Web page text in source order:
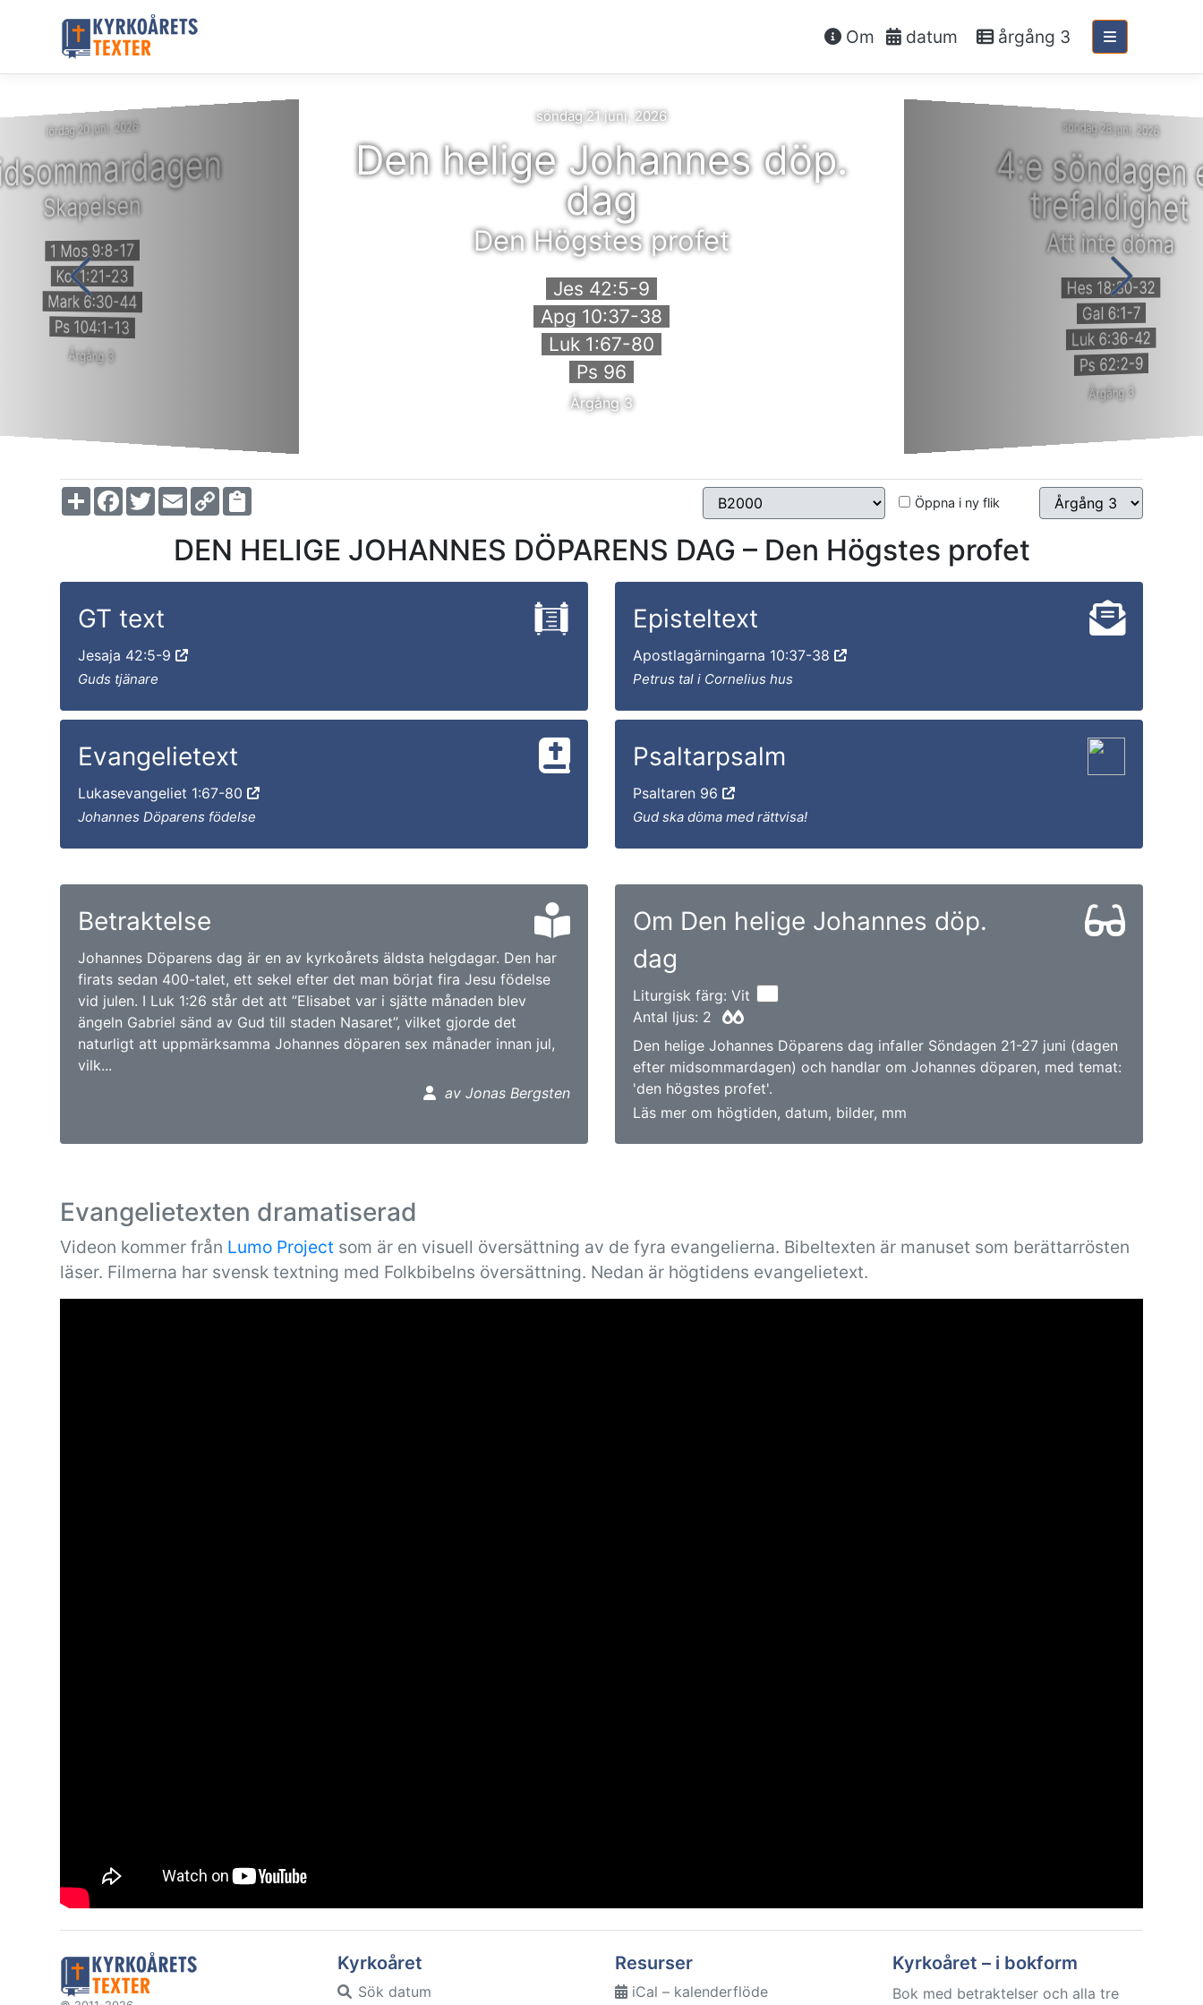
Om datum årgång 3
lördag 20 juni, 2026
Skapelsen
1 Mos 9:8-17
Kol 1:21-23
Mark 6:30-44
Ps 104:1-13
Årgång 3
söndag 21 juni, 2026
Den helige Johannes döp.
dag
Den Högstes profet
Jes 42:5-9
Apg 10:37-38
Luk 1:67-80
Ps 96
Årgång 3
söndag 28 juni, 2026
4:e söndagen
trefaldighet
Att inte döma
Hes 18:30-32
Gal 6:1-7
Luk 6:36-42
Ps 62:2-9
Årgång 3
ShareFacebook
TwitterEmailCopy
Link Öppna i ny flik
DEN HELIGE JOHANNES DÖPARENS DAG – Den Högstes profet
GT text
Jesaja 42:5-9
Guds tjänare
Episteltext
Apostlagärningarna 10:37-38
Petrus tal i Cornelius hus
Evangelietext
Lukasevangeliet 1:67-80
Johannes Döparens födelse
Psaltarpsalm
Psaltaren 96
Gud ska döma med rättvisa!
Betraktelse
Johannes Döparens dag är en av kyrkoårets äldsta helgdagar. Den har
firats sedan 400-talet, ett sekel efter det man börjat fira Jesu födelse
vid julen. I Luk 1:26 står det att ”Elisabet var i sjätte månaden blev
ängeln Gabriel sänd av Gud till staden Nasaret”, vilket gjorde det
naturligt att uppmärksamma Johannes döparen sex månader innan jul,
vilk...
av Jonas Bergsten
Om Den helige Johannes döp.
dag
Liturgisk färg: Vit
Antal ljus: 2
Den helige Johannes Döparens dag infaller Söndagen 21-27 juni (dagen
efter midsommardagen) och handlar om Johannes döparen, med temat:
'den högstes profet'.
Läs mer om högtiden, datum, bilder, mm
Evangelietexten dramatiserad
Videon kommer från Lumo Project som är en visuell översättning av de fyra evangelierna. Bibeltexten är manuset som berättarrösten
läser. Filmerna har svensk textning med Folkbibelns översättning. Nedan är högtidens evangelietext.
Kyrkoåret
Sök datum
Resurser
iCal – kalenderflöde
Kyrkoåret – i bokform
Bok med betraktelser och alla tre